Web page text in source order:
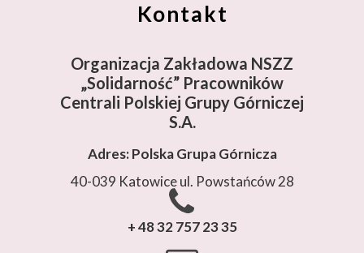
Kontakt
+ 48 32 757 23 35
Adres: Polska Grupa Górnicza
40-039 Katowice ul. Powstańców 28
Organizacja Zakładowa NSZZ
„Solidarność” Pracowników
Centrali Polskiej Grupy Górniczej
S.A.